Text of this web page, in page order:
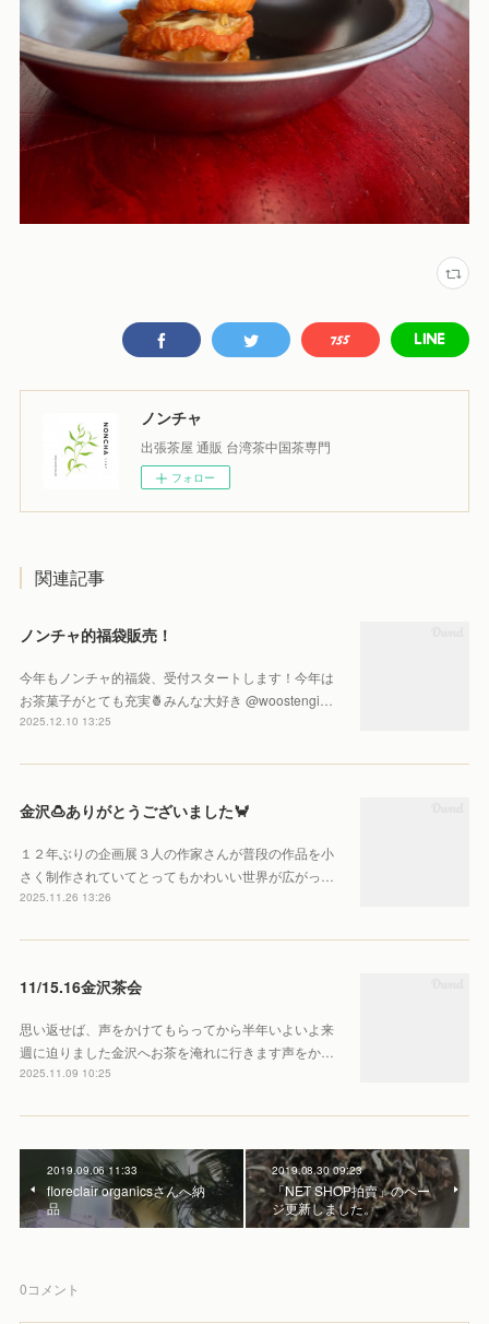
ノンチャ
出張茶屋 通販 台湾茶中国茶専門
フォロー
関連記事
ノンチャ的福袋販売！
今年もノンチャ的福袋、受付スタートします！今年は
お茶菓子がとても充実🍍みんな大好き @woostengi…
2025.12.10 13:25
金沢🍮ありがとうございました🦀
１２年ぶりの企画展３人の作家さんが普段の作品を小
さく制作されていてとってもかわいい世界が広がっ…
2025.11.26 13:26
11/15.16金沢茶会
思い返せば、声をかけてもらってから半年いよいよ来
週に迫りました金沢へお茶を淹れに行きます声をか…
2025.11.09 10:25
2019.09.06 11:33
floreclair organicsさんへ納
品
2019.08.30 09:23
「NET SHOP拍賣」のペー
ジ更新しました。
0コメント